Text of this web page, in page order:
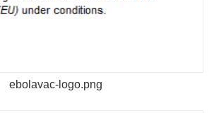
ebolavac-logo.png